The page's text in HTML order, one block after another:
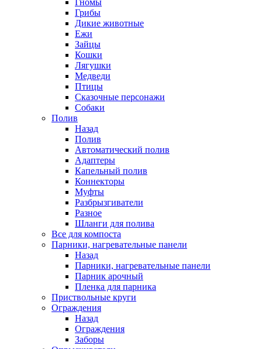
Гномы
Грибы
Дикие животные
Ежи
Зайцы
Кошки
Лягушки
Медведи
Птицы
Сказочные персонажи
Собаки
Полив
Назад
Полив
Автоматический полив
Адаптеры
Капельный полив
Коннекторы
Муфты
Разбрызгиватели
Разное
Шланги для полива
Все для компоста
Парники, нагревательные панели
Назад
Парники, нагревательные панели
Парник арочный
Пленка для парника
Приствольные круги
Ограждения
Назад
Ограждения
Заборы